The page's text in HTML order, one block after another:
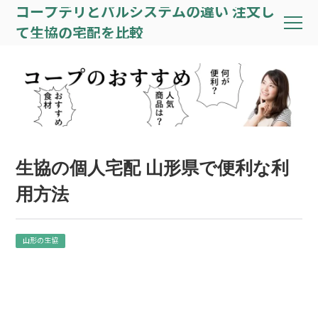
コープデリとパルシステムの違い 注文し
て生協の宅配を比較
生協の個人宅配 山形県で便利な利
用方法
山形の生協